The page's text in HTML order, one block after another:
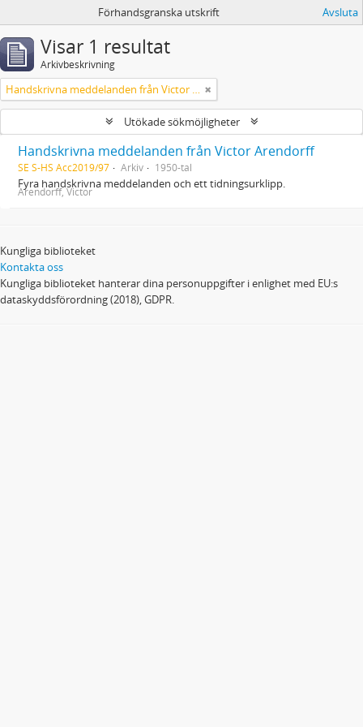
Förhandsgranska utskrift Avsluta
Visar 1 resultat
Arkivbeskrivning
Handskrivna meddelanden från Victor Arendorff
Utökade sökmöjligheter
Handskrivna meddelanden från Victor Arendorff
SE S-HS Acc2019/97 Arkiv 1950-tal
Fyra handskrivna meddelanden och ett tidningsurklipp.
Arendorff, Victor
Kungliga biblioteket
Kontakta oss
Kungliga biblioteket hanterar dina personuppgifter i enlighet med EU:s
dataskyddsförordning (2018), GDPR.